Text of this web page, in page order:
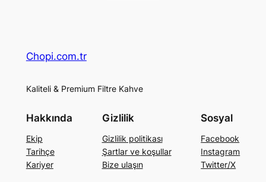
Chopi.com.tr
Kaliteli & Premium Filtre Kahve
Hakkında
Ekip
Tarihçe
Kariyer
Gizlilik
Gizlilik politikası
Şartlar ve koşullar
Bize ulaşın
Sosyal
Facebook
Instagram
Twitter/X